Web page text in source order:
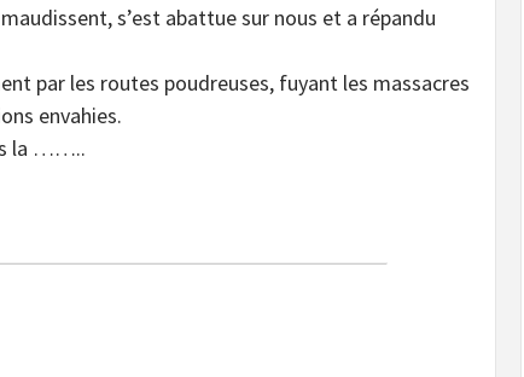
s’est abattue sur nous et a répandu
par les routes poudreuses, fuyant les massacres
envahies.
la ……..